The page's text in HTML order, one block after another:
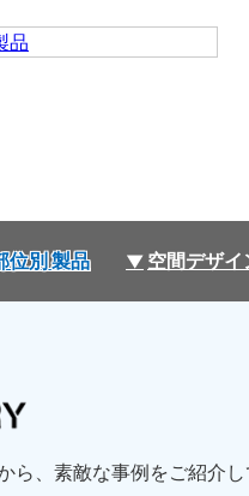
位別 製品 空間デザ
、素敵な事例をご紹介